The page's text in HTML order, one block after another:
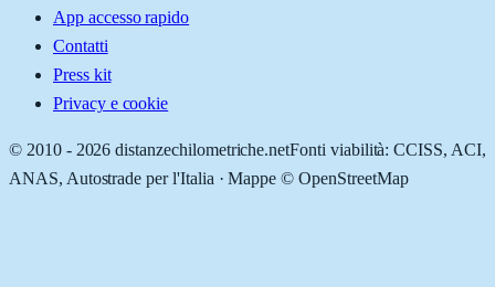
App accesso rapido
Contatti
Press kit
Privacy e cookie
© 2010 - 2026 distanzechilometriche.netFonti viabilità: CCISS, ACI,
ANAS, Autostrade per l'Italia · Mappe © OpenStreetMap